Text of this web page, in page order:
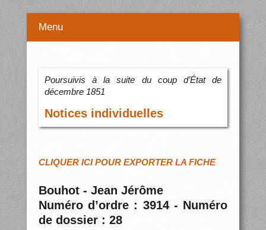
Menu
Poursuivis à la suite du coup d’État de
décembre 1851
Notices individuelles
CLIQUER ICI POUR EXPORTER LA FICHE
Bouhot - Jean Jérôme
Numéro d’ordre : 3914 - Numéro
de dossier : 28